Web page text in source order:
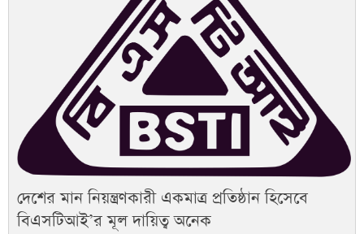
দেশের মান নিয়ন্ত্রণকারী একমাত্র প্রতিষ্ঠান হিসেবে
বিএসটিআই’র মূল দায়িত্ব অনেক